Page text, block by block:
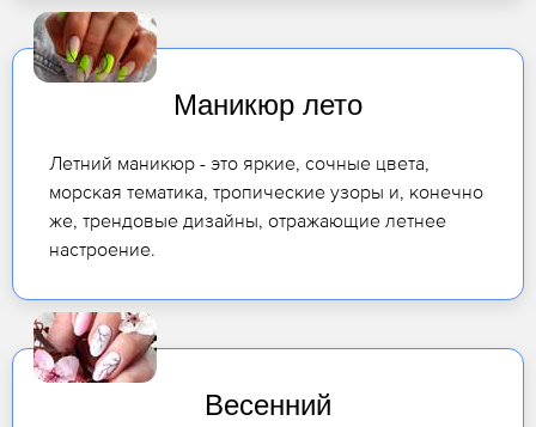
Маникюр лето
Летний маникюр - это яркие, сочные цвета,
морская тематика, тропические узоры и, конечно
же, трендовые дизайны, отражающие летнее
настроение.
Весенний